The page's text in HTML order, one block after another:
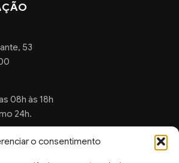
o consentimento
53
08h às 18h
24h.